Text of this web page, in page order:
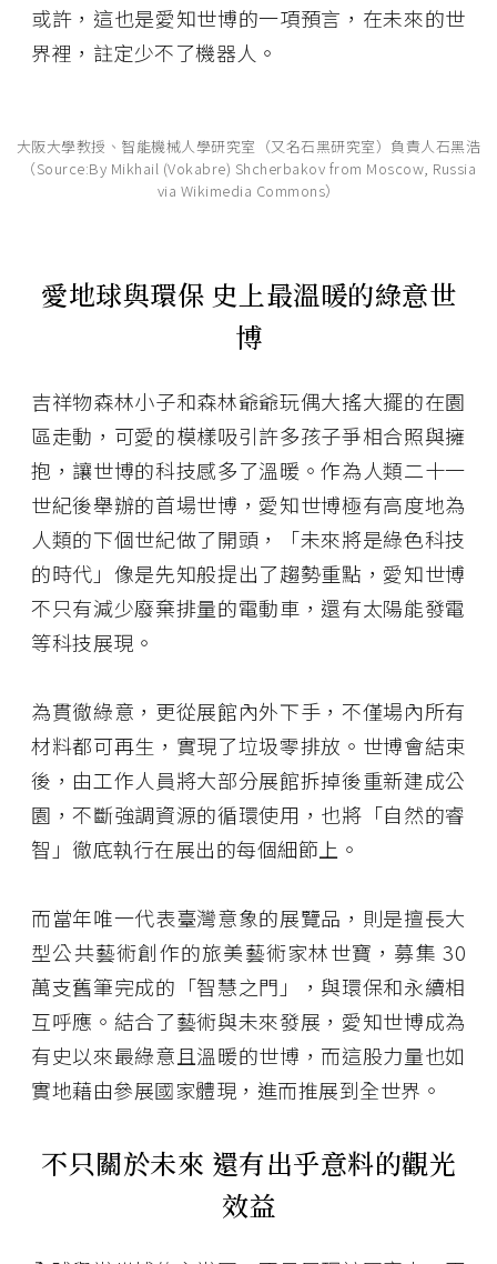
或許，這也是愛知世博的一項預言，在未來的世
界裡，註定少不了機器人。
大阪大學教授、智能機械人學研究室（又名石黑研究室）負責人石黑浩
（Source:By Mikhail (Vokabre) Shcherbakov from Moscow, Russia
via Wikimedia Commons）
愛地球與環保 史上最溫暖的綠意世
博
吉祥物森林小子和森林爺爺玩偶大搖大擺的在園
區走動，可愛的模樣吸引許多孩子爭相合照與擁
抱，讓世博的科技感多了溫暖。作為人類二十一
世紀後舉辦的首場世博，愛知世博極有高度地為
人類的下個世紀做了開頭，「未來將是綠色科技
的時代」像是先知般提出了趨勢重點，愛知世博
不只有減少廢棄排量的電動車，還有太陽能發電
等科技展現。
為貫徹綠意，更從展館內外下手，不僅場內所有
材料都可再生，實現了垃圾零排放。世博會結束
後，由工作人員將大部分展館拆掉後重新建成公
園，不斷強調資源的循環使用，也將「自然的睿
智」徹底執行在展出的每個細節上。
而當年唯一代表臺灣意象的展覽品，則是擅長大
型公共藝術創作的旅美藝術家林世寶，募集 30
萬支舊筆完成的「智慧之門」，與環保和永續相
互呼應。結合了藝術與未來發展，愛知世博成為
有史以來最綠意且溫暖的世博，而這股力量也如
實地藉由參展國家體現，進而推展到全世界。
不只關於未來 還有出乎意料的觀光
效益